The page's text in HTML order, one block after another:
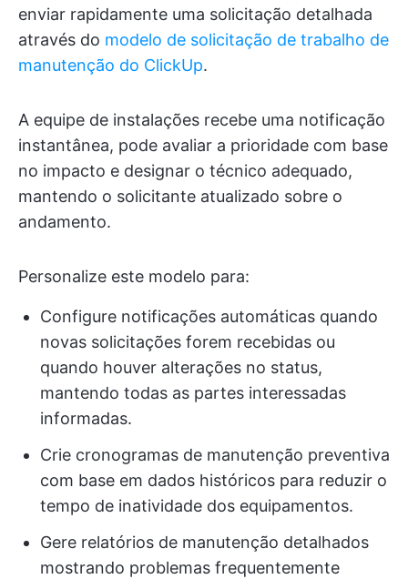
enviar rapidamente uma solicitação detalhada
através do modelo de solicitação de trabalho de
manutenção do ClickUp.
A equipe de instalações recebe uma notificação
instantânea, pode avaliar a prioridade com base
no impacto e designar o técnico adequado,
mantendo o solicitante atualizado sobre o
andamento.
Personalize este modelo para:
Configure notificações automáticas quando
novas solicitações forem recebidas ou
quando houver alterações no status,
mantendo todas as partes interessadas
informadas.
Crie cronogramas de manutenção preventiva
com base em dados históricos para reduzir o
tempo de inatividade dos equipamentos.
Gere relatórios de manutenção detalhados
mostrando problemas frequentemente